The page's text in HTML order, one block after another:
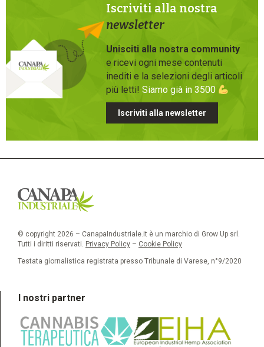
Iscriviti alla nostra
newsletter
Unisciti alla nostra community
e ricevi ogni mese contenuti
inediti e la selezioni degli articoli
più letti! Siamo già in 3500
Iscriviti alla newsletter
© copyright 2026 – CanapaIndustriale.it è un marchio di Grow Up srl.
Tutti i diritti riservati. Privacy Policy – Cookie Policy
Testata giornalistica registrata presso Tribunale di Varese, n°9/2020
I nostri partner